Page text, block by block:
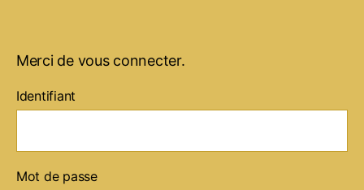
Merci de vous connecter.
Identifiant
Mot de passe